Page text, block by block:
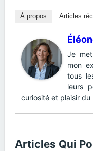
À propos Articles
Je
mon
tous
leurs
curiosité et plaisir du
Articles Qui